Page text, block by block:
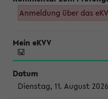
Anmeldung über das
Dienstag, 11. August 2026